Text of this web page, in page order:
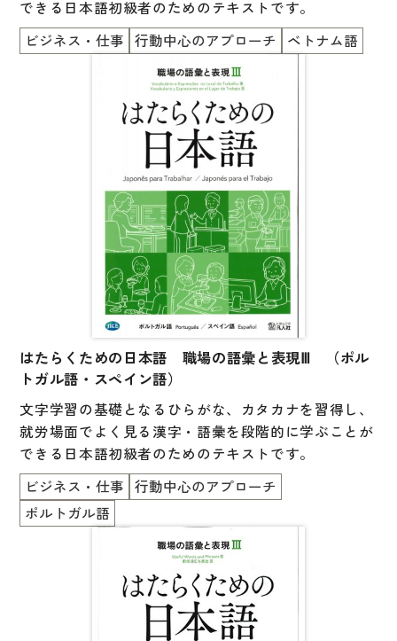
できる日本語初級者のためのテキストです。
ビジネス・仕事 行動中心のアプローチ ベトナム語
はたらくための日本語 職場の語彙と表現Ⅲ （ポル
トガル語・スペイン語）
文字学習の基礎となるひらがな、カタカナを習得し、
就労場面でよく見る漢字・語彙を段階的に学ぶことが
できる日本語初級者のためのテキストです。
ビジネス・仕事 行動中心のアプローチ
ポルトガル語